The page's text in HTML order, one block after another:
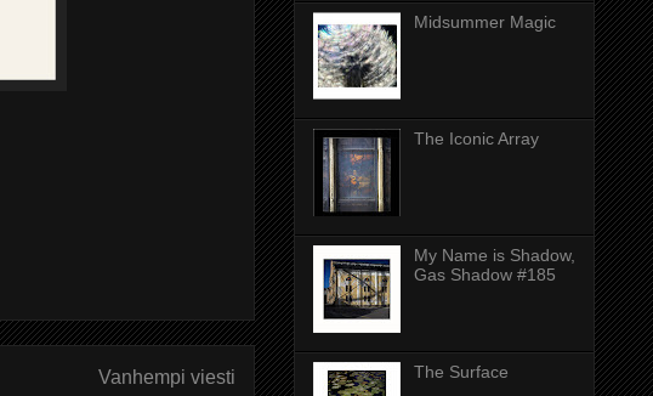
Vanhempi viesti
Midsummer Magic
The Iconic Array
My Name is Shadow,
Gas Shadow #185
The Surface